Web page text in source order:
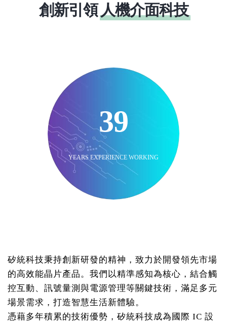
創新引領人機介面科技
39
YEARS EXPERIENCE WORKING
矽統科技秉持創新研發的精神，致力於開發領先市場
的高效能晶片產品。我們以精準感知為核心，結合觸
控互動、訊號量測與電源管理等關鍵技術，滿足多元
場景需求，打造智慧生活新體驗。
憑藉多年積累的技術優勢，矽統科技成為國際 IC 設